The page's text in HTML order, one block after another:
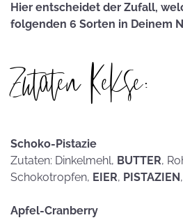
Hier entscheidet der Zufall,
folgenden 6 Sorten in Deinem
Zutaten Kekse:
Schoko-Pistazie
Zutaten: Dinkelmehl, BUTTER,
Schokotropfen, EIER, PISTAZIEN
Apfel-Cranberry